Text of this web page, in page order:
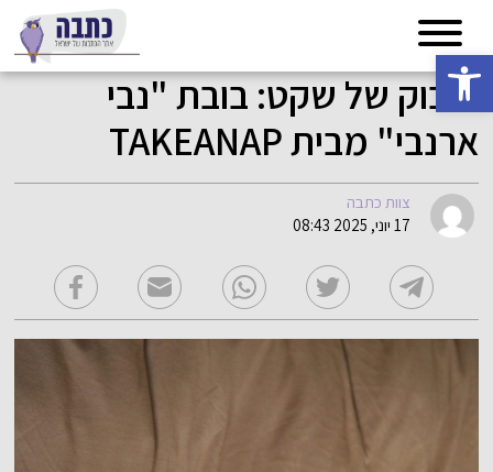
פתח סרגל נגישות
חיבוק של שקט: בובת "נבי
ארנבי" מבית TAKEANAP
צוות כתבה
17 יוני, 2025 08:43